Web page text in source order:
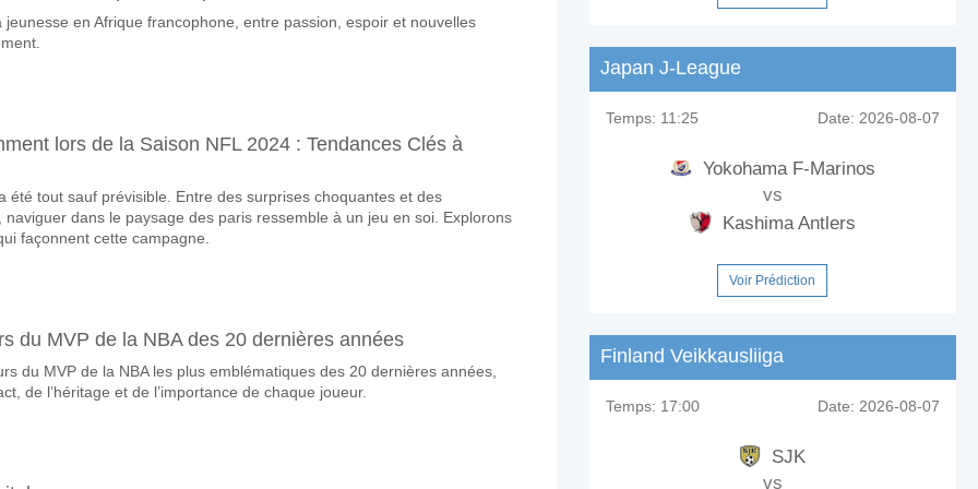
pour gagner entre Akron v Dynamo?
elles dans le match Akron v Dynamo?
avec un pourcentage de 68%.
essayer le Résultat Correct de 1-4 qui a un pourcentage de 17%.
en Afrique francophone, entre passion, espoir et nouvelles
lors de la Saison NFL 2024 : Tendances Clés à
été tout sauf prévisible. Entre des surprises choquantes et des
dans le paysage des paris ressemble à un jeu en soi. Explorons
façonnent cette campagne.
du MVP de la NBA des 20 dernières années
du MVP de la NBA les plus emblématiques des 20 dernières années,
de l’héritage et de l’importance de chaque joueur.
Japan J-League
Temps: 11:25 Date: 2026-08-07
Yokohama F-Marinos
vs
Kashima Antlers
Voir Prédiction
Finland Veikkausliiga
Temps: 17:00 Date: 2026-08-07
SJK
vs